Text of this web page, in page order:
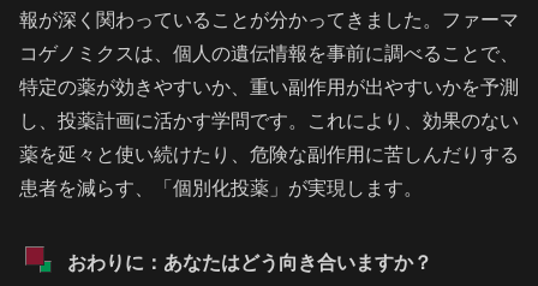
報が深く関わっていることが分かってきました。ファーマ
コゲノミクスは、個人の遺伝情報を事前に調べることで、
特定の薬が効きやすいか、重い副作用が出やすいかを予測
し、投薬計画に活かす学問です。これにより、効果のない
薬を延々と使い続けたり、危険な副作用に苦しんだりする
患者を減らす、「個別化投薬」が実現します。
おわりに：あなたはどう向き合いますか？